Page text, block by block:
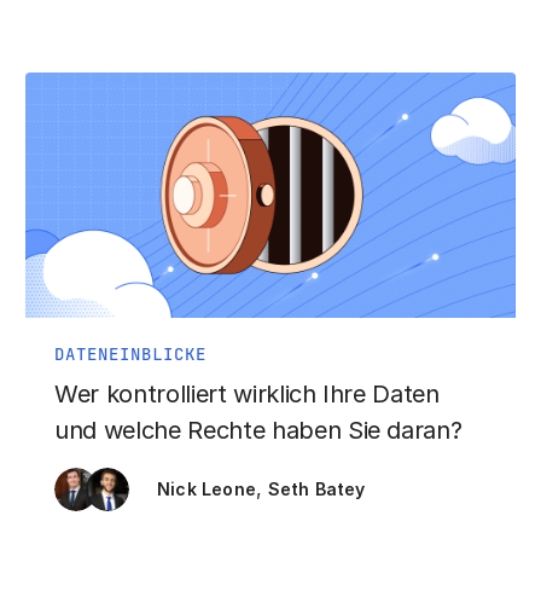
DATENEINBLICKE
Wer kontrolliert wirklich Ihre Daten
und welche Rechte haben Sie daran?
Nick Leone, Seth Batey